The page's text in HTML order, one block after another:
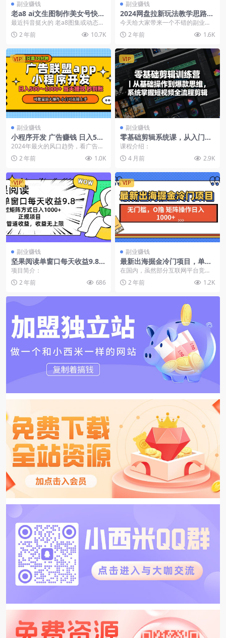
副业赚钱
老a8 ai文生图制作美女号快速
涨粉教程【图文教程】
最近抖音挺火的 老a8图集或动态视
频相信很多兄弟们都刷到过吧 外面
教程随便都是2...
2 年前 10.7K
副业赚钱
2024网盘拉新玩法教学思路，
如何实现被动高收益，适用于
今天给大家带来一个不错的副业，
也是一直火爆的项目，这个项目就
是网盘拉新推广，我觉...
2 年前 1.6K
VIP
副业赚钱
小程序开发 广告赚钱 日入500
~1000+ 小白轻松上手！
2024年最火的风口趋势，看广告撸
收益
2 年前 1.0K
VIP
副业赚钱
零基础剪辑系统课，从入门到
精通，打造爆款短视频
课程介绍：
4 月前
2.9K
VIP
副业赚钱
坚果阅读单窗口每天收益9.8通
过矩阵方式日入1000+正规项
目附有管道收益
项目简介：
2 年前
686
VIP
副业赚钱
最新出海掘金冷门项目，单号
日入1000+
在国内，虽然部分互联网平台竞争
激烈，仿佛一片红海，但将目光转
向海外，却能发现一片...
2 年前 1.2K